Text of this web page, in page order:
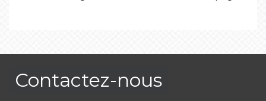
Contactez-nous